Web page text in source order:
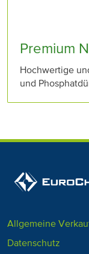
Premium
Hochwertige
und
Allgemeine
Datenschutz